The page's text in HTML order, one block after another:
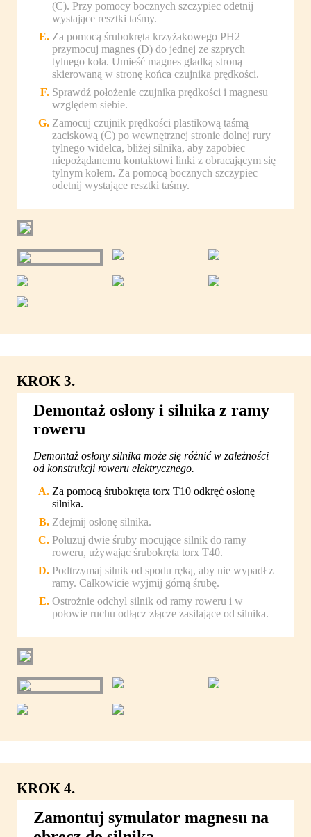
(C). Przy pomocy bocznych szczypiec odetnij
wystające resztki taśmy.
Za pomocą śrubokręta krzyżakowego PH2
przymocuj magnes (D) do jednej ze szprych
tylnego koła. Umieść magnes gładką stroną
skierowaną w stronę końca czujnika prędkości.
Sprawdź położenie czujnika prędkości i magnesu
względem siebie.
Zamocuj czujnik prędkości plastikową taśmą
zaciskową (C) po wewnętrznej stronie dolnej rury
tylnego widelca, bliżej silnika, aby zapobiec
niepożądanemu kontaktowi linki z obracającym się
tylnym kołem. Za pomocą bocznych szczypiec
odetnij wystające resztki taśmy.
KROK 3.
Demontaż osłony i silnika z ramy
roweru
Demontaż osłony silnika może się różnić w zależności
od konstrukcji roweru elektrycznego.
Za pomocą śrubokręta torx T10 odkręć osłonę
silnika.
Zdejmij osłonę silnika.
Poluzuj dwie śruby mocujące silnik do ramy
roweru, używając śrubokręta torx T40.
Podtrzymaj silnik od spodu ręką, aby nie wypadł z
ramy. Całkowicie wyjmij górną śrubę.
Ostrożnie odchyl silnik od ramy roweru i w
połowie ruchu odłącz złącze zasilające od silnika.
KROK 4.
Zamontuj symulator magnesu na